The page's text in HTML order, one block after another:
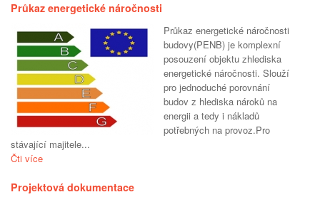
Průkaz energetické náročnosti
Průkaz energetické náročnosti
budovy(PENB) je komplexní
posouzení objektu zhlediska
energetické náročnosti. Slouží
pro jednoduché porovnání
budov z hlediska nároků na
energii a tedy i nákladů
potřebných na provoz.Pro
stávající majitele...
Čti více
Projektová dokumentace